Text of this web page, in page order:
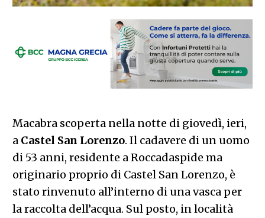
Macabra scoperta nella notte di giovedì, ieri,
a Castel San Lorenzo. Il cadavere di un uomo
di 53 anni, residente a Roccadaspide ma
originario proprio di Castel San Lorenzo, è
stato rinvenuto all’interno di una vasca per
la raccolta dell’acqua. Sul posto, in località